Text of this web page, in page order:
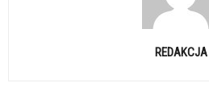
REDAKCJA